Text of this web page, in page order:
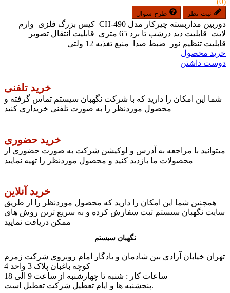
ثبت نظر طرح سوال
دوربین مداربسته چیرکار مدل CH-490 کیس بزرگ فلزی وارم
لایت قابلیت دید درشب تا برد 65 متری قابلیت انتقال تصویر
قابلیت تنظیم نور ضبط صدا منبع تغذیه 12 ولتی
خرید محصول
دوست داشتن
خرید تلفنی
شما این امکان را دارید که با شرکت نگهبان سیستم تماس گرفته و
محصول موردنظر را به صورت تلفنی خریداری کنید
خرید حضوری
میتوانید با مراجعه به آدرس و لوکیشن شرکت به صورت حضوری از
محصولات ما بازدید کنید و محصول موردنظر را تهیه نمایید
خرید آنلاین
همچنین شما این امکان را دارید که محصول موردنظر را از طریق
سایت نگهبان سیستم ثبت سفارش کرده و به سریع ترین روش های
ممکن دریافت نمایید
نگهبان سیستم
تهران خیابان آزادی بین شادمان و یادگار امام روبروی شرکت زمزم
کوچه باغبان پلاک 3 واحد 4
پنجشنبه ها و ایام تعطیل شرکت تعطیل است.